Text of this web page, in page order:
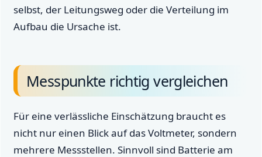
selbst, der Leitungsweg oder die Verteilung im
Aufbau die Ursache ist.
Messpunkte richtig vergleichen
Für eine verlässliche Einschätzung braucht es
nicht nur einen Blick auf das Voltmeter, sondern
mehrere Messstellen. Sinnvoll sind Batterie am